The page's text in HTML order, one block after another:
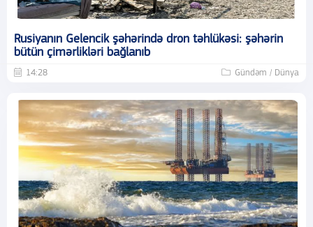
Rusiyanın Gelencik şəhərində dron təhlükəsi: şəhərin
bütün çimərlikləri bağlanıb
14:28 Gündəm / Dünya